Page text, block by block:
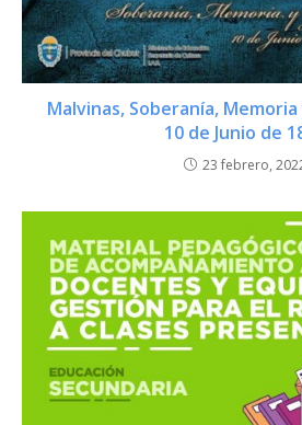
Malvinas, Soberanía, Memoria
10 de Junio de
23 febrero,